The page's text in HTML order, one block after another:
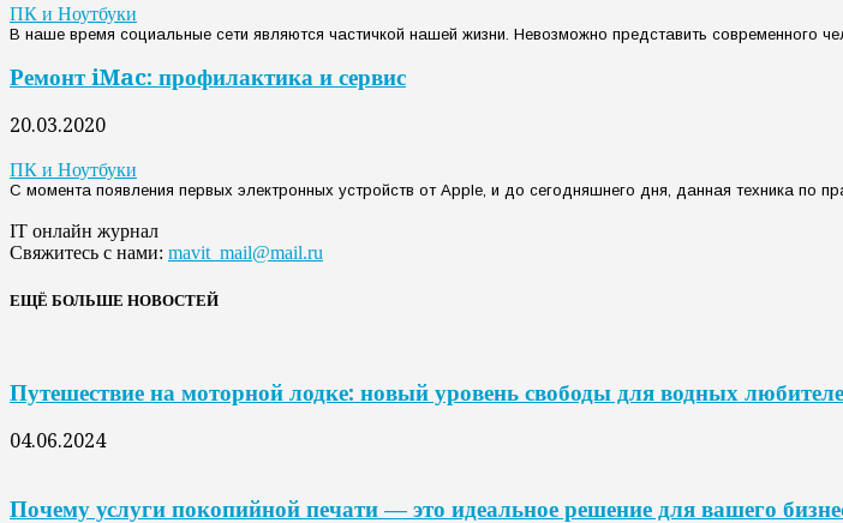
ПК и Ноутбуки
В наше время социальные сети являются частичкой нашей жизни. Невозможно представить современного
Ремонт iMac: профилактика и сервис
20.03.2020
ПК и Ноутбуки
С момента появления первых электронных устройств от Apple, и до сегодняшнего дня, данная техника по
IT онлайн журнал
Свяжитесь с нами: mavit_mail@mail.ru
ЕЩЁ БОЛЬШЕ НОВОСТЕЙ
Путешествие на моторной лодке: новый уровень свободы для водных
04.06.2024
Почему услуги покопийной печати — это идеальное решение для вашего